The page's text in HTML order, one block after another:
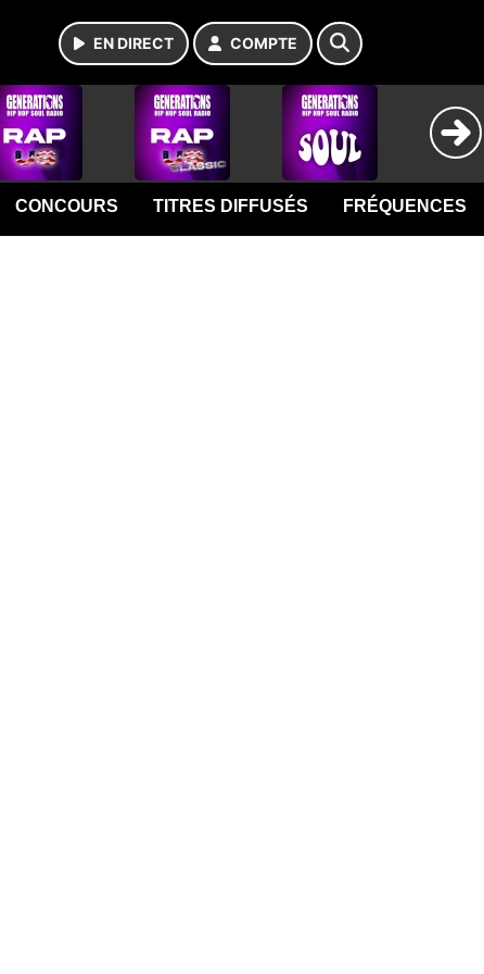
EN DIRECT COMPTE
CONCOURS TITRES DIFFUSÉS FRÉQUENCES